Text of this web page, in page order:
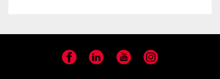
Facebook LinkedIn YouTube Instagram